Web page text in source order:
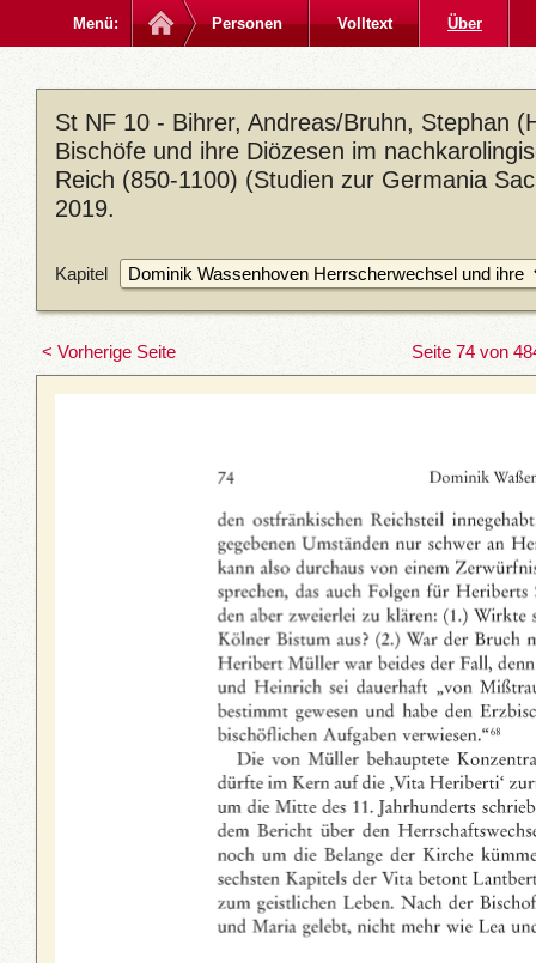
Menü: Personen Volltext Über
St NF 10 - Bihrer, Andreas/Bruhn, Stephan
Bischöfe und ihre Diözesen im
Reich (850-1100) (Studien zur Germania
2019.
Kapitel
< Vorherige Seite Seite 74 von